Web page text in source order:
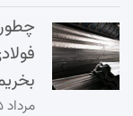
مرداد ۱۵, ۱۴۰۵